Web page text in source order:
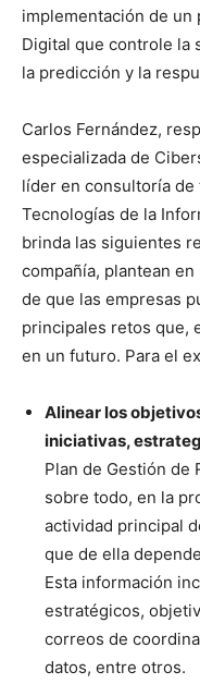
implementación de un
Digital que controle la
la predicción y la
Carlos Fernández,
especializada de
líder en consultoría
Tecnologías de la
brinda las siguientes
compañía, plantean
de que las empresas
principales retos que,
en un futuro. Para el
Alinear los
iniciativas,
Plan de Gestión de
sobre todo, en la
actividad principal
que de ella
Esta información
estratégicos,
correos de
datos, entre otros.